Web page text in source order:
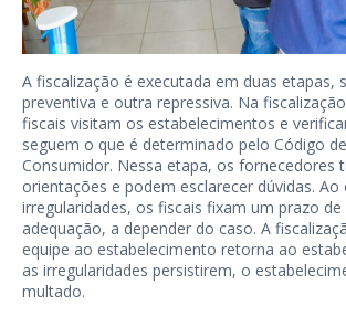
A fiscalização é executada em duas etapas,
preventiva e outra repressiva. Na
fiscais visitam os estabelecimentos e
seguem o que é determinado pelo Código
Consumidor. Nessa etapa, os fornecedores
orientações e podem esclarecer dúvidas.
irregularidades, os fiscais fixam um prazo de
adequação, a depender do caso. A
equipe ao estabelecimento retorna ao
as irregularidades persistirem, o
multado.